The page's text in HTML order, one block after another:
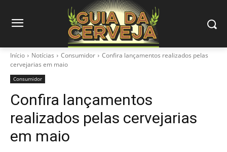
Início Notícias Consumidor
Confira lançamentos realizados pelas
cervejarias em maio
Consumidor
Confira lançamentos
realizados pelas cervejarias
em maio